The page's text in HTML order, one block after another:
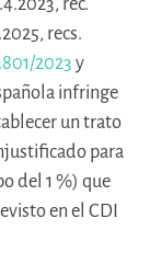
rec.
recs.
2023 y
infringe
un trato
para
del 1 %) que
en el CDI